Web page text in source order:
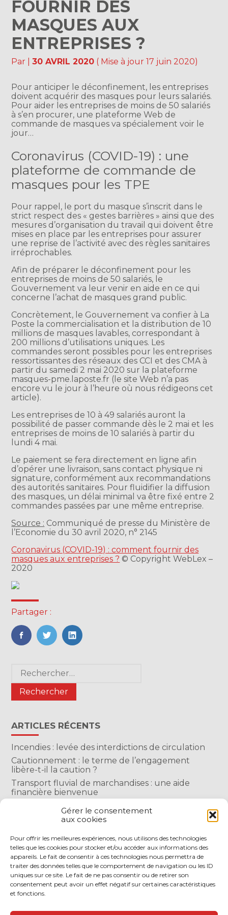
Gérer le consentement
aux cookies
Pour offrir les meilleures expériences, nous utilisons des technologies
telles que les cookies pour stocker et/ou accéder aux informations des
appareils. Le fait de consentir à ces technologies nous permettra de
traiter des données telles que le comportement de navigation ou les ID
uniques sur ce site. Le fait de ne pas consentir ou de retirer son
consentement peut avoir un effet négatif sur certaines caractéristiques
et fonctions.
FOURNIR DES
MASQUES AUX
ENTREPRISES ?
Par |30 AVRIL 2020 ( Mise à jour 17 juin 2020)
Pour anticiper le déconfinement, les entreprises
doivent acquérir des masques pour leurs salariés.
Pour aider les entreprises de moins de 50 salariés
à s’en procurer, une plateforme Web de
commande de masques va spécialement voir le
jour…
Coronavirus (COVID-19) : une
plateforme de commande de
masques pour les TPE
Pour rappel, le port du masque s’inscrit dans le
strict respect des « gestes barrières » ainsi que des
mesures d’organisation du travail qui doivent être
mises en place par les entreprises pour assurer
une reprise de l’activité avec des règles sanitaires
irréprochables.
Afin de préparer le déconfinement pour les
entreprises de moins de 50 salariés, le
Gouvernement va leur venir en aide en ce qui
concerne l’achat de masques grand public.
Concrètement, le Gouvernement va confier à La
Poste la commercialisation et la distribution de 10
millions de masques lavables, correspondant à
200 millions d’utilisations uniques. Les
commandes seront possibles pour les entreprises
ressortissantes des réseaux des CCI et des CMA à
partir du samedi 2 mai 2020 sur la plateforme
masques-pme.laposte.fr (le site Web n’a pas
encore vu le jour à l’heure où nous rédigeons cet
article).
Les entreprises de 10 à 49 salariés auront la
possibilité de passer commande dès le 2 mai et les
entreprises de moins de 10 salariés à partir du
lundi 4 mai.
Le paiement se fera directement en ligne afin
d’opérer une livraison, sans contact physique ni
signature, conformément aux recommandations
des autorités sanitaires. Pour fluidifier la diffusion
des masques, un délai minimal va être fixé entre 2
commandes passées par une même entreprise.
Source : Communiqué de presse du Ministère de
l’Economie du 30 avril 2020, n° 2145
Coronavirus (COVID-19) : comment fournir des
masques aux entreprises ? © Copyright WebLex –
2020
Partager :
FaceBook
TwitterLinkedIn
Blog
sidebar
Rechercher :
ARTICLES RÉCENTS
Incendies : levée des interdictions de circulation
Cautionnement : le terme de l’engagement
libère-t-il la caution ?
Transport fluvial de marchandises : une aide
financière bienvenue
comptent-elles ?
COMMENTAIRES RÉCENTS